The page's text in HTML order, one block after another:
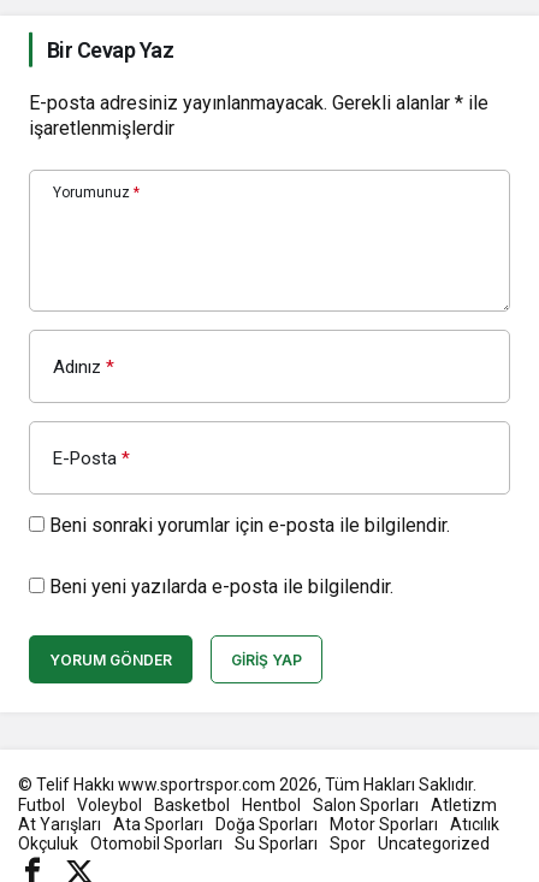
Bir Cevap Yaz
E-posta adresiniz yayınlanmayacak. Gerekli alanlar * ile
işaretlenmişlerdir
Yorumunuz *
Adınız *
E-Posta *
Beni sonraki yorumlar için e-posta ile bilgilendir.
Beni yeni yazılarda e-posta ile bilgilendir.
YORUM GÖNDER GIRIŞ YAP
© Telif Hakkı www.sportrspor.com 2026, Tüm Hakları Saklıdır.
Futbol
Voleybol Basketbol Hentbol Salon Sporları
Atletizm
At Yarışları
Ata Sporları Doğa Sporları Motor Sporları
Atıcılık
Okçuluk
Otomobil Sporları Su Sporları Spor Uncategorized